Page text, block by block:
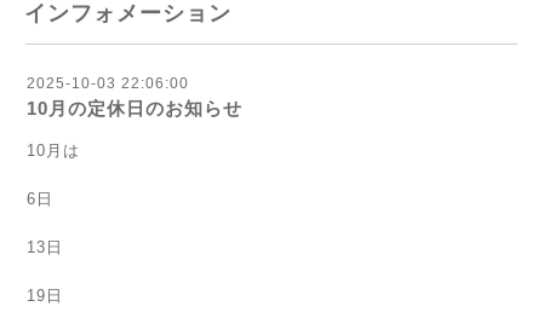
インフォメーション
2025-10-03 22:06:00
10月の定休日のお知らせ
10月は
6日
13日
19日